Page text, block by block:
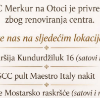
Pošalji prijatelju